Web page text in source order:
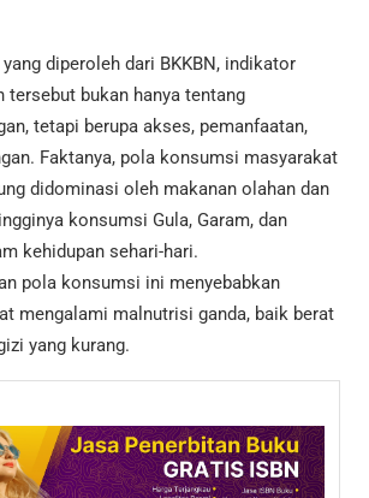
diperoleh dari BKKBN, indikator
tersebut bukan hanya tentang
tetapi berupa akses, pemanfaatan,
Faktanya, pola konsumsi masyarakat
didominasi oleh makanan olahan dan
konsumsi Gula, Garam, dan
kehidupan sehari-hari.
pola konsumsi ini menyebabkan
mengalami malnutrisi ganda, baik berat
yang kurang.